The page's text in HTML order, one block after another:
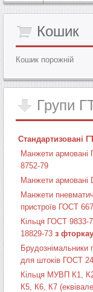
Кошик
Кошик порожній
Групи
Стандартизовані
Манжети армовані
8752-79
Манжети армовані
Манжети
пристроїв ГОСТ
Кільця ГОСТ 9833-
18829-73 з
Брудознімальники
для штоків ГОСТ
Кільця МУВП К1,
К5, К6, К7